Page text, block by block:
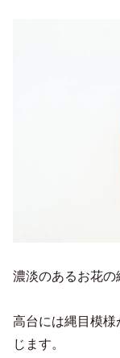
濃淡のあるお花の
高台には縄目模
じます。